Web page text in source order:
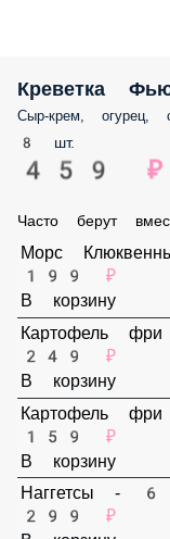
Креветка
Сыр-крем, огурец,
8 шт.
459 ₽
Часто берут вместе
Морс Клюквенный
199 ₽
В корзину
Картофель фри
249 ₽
В корзину
Картофель фри
159 ₽
В корзину